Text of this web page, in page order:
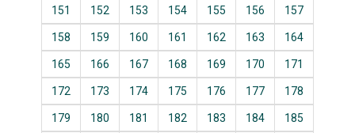
151 152 153 154 155 156 157
158 159 160 161 162 163 164
165 166 167 168 169 170 171
172 173 174 175 176 177 178
179 180 181 182 183 184 185